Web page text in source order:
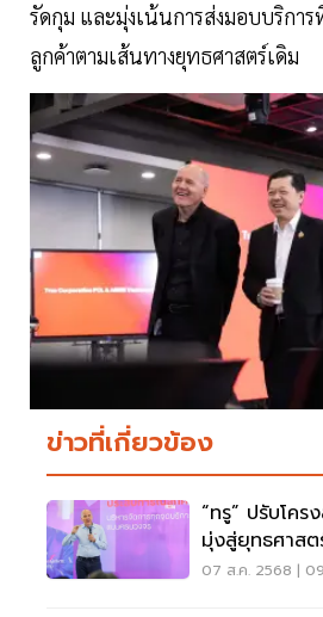
รัดกุม และมุ่งเน้นการส่งมอบบริกา
ลูกค้าตามเส้นทางยุทธศาสตร์เดิม
ข่าวที่เกี่ยวข้อง
“ทรู” ปรับโค
มุ่งสู่ยุทธศาส
07 ส.ค. 2568 |